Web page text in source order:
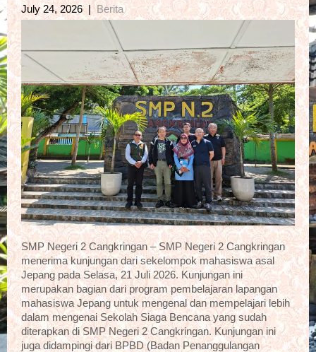
July 24, 2026 |Berita
SMP Negeri 2 Cangkringan – SMP Negeri 2 Cangkringan
menerima kunjungan dari sekelompok mahasiswa asal
Jepang pada Selasa, 21 Juli 2026. Kunjungan ini
merupakan bagian dari program pembelajaran lapangan
mahasiswa Jepang untuk mengenal dan mempelajari lebih
dalam mengenai Sekolah Siaga Bencana yang sudah
diterapkan di SMP Negeri 2 Cangkringan. Kunjungan ini
juga didampingi dari BPBD (Badan Penanggulangan